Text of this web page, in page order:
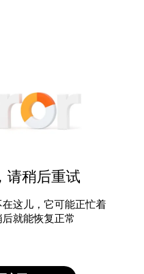
请稍后重试
这儿，它可能正忙着
就能恢复正常